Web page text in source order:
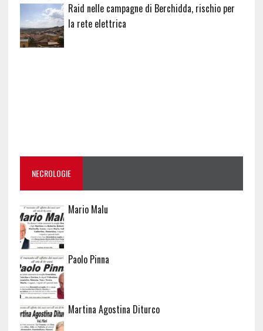
Raid nelle campagne di Berchidda, rischio per
la rete elettrica
NECROLOGIE
Mario Malu
Paolo Pinna
Martina Agostina Diturco